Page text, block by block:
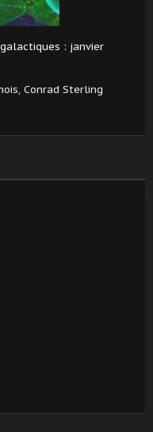
: janvier
Conrad Sterling